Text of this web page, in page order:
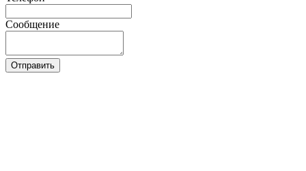
Сообщение
Отправить